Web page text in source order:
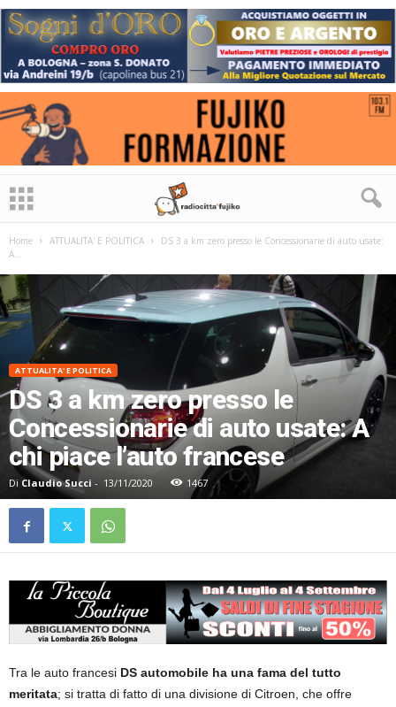
Home ATTUALITA' E POLITICA
DS 3 a km zero presso le Concessionarie di auto usate:
A...
ATTUALITA' E POLITICA
DS 3 a km zero presso le
Concessionarie di auto usate: A
chi piace l’auto francese
Di Claudio Succi - 13/11/2020 1467
Tra le auto francesi DS automobile ha una fama del tutto
meritata; si tratta di fatto di una divisione di Citroen, che offre